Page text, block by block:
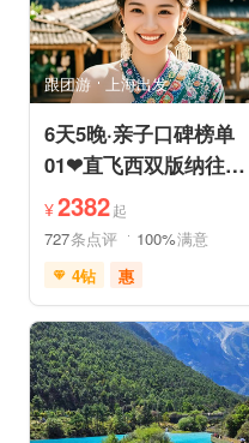
跟团游 上海出发
6天5晚·亲子口碑榜单
01❤直飞西双版纳往返
机票❤拼小团轻奢0购
物纯玩
¥2382起
727条点评 100%满意
4钻
惠
免费接送机
中文服务
管家服务
品质游
情侣游
乡村趣游
古镇古村
动植物园
祈福之旅
森林公园
深度人文
世界遗产